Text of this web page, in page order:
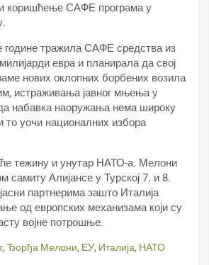
коришћење САФЕ програма у
године тражила САФЕ средства из
евра и планирала да свој
нових оклопних борбених возила
истраживања јавног мњења у
да набавка наоружања нема широку
то уочи националних избора
тежину и унутар НАТО-а. Мелони
самиту Алијансе у Турској 7. и 8.
партнерима зашто Италија
од европских механизама који су
војне потрошње.
, Ђорђа Мелони, ЕУ, Италија, НАТО